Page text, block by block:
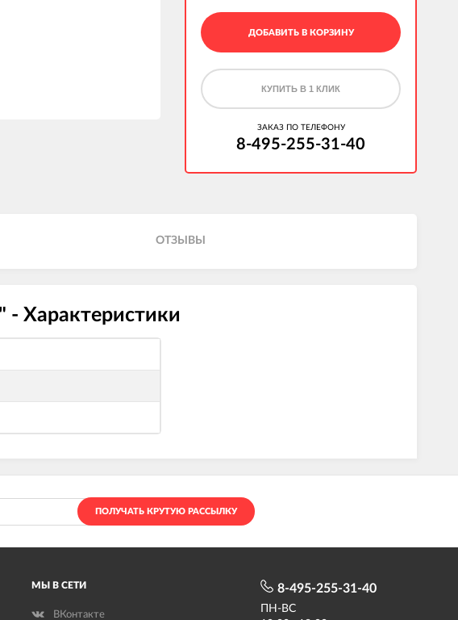
ДОБАВИТЬ В КОРЗИНУ
КУПИТЬ В 1 КЛИК
ЗАКАЗ ПО ТЕЛЕФОНУ
8-495-255-31-40
ОТЗЫВЫ
- Характеристики
ПОЛУЧАТЬ КРУТУЮ РАССЫЛКУ
МЫ В СЕТИ
ВКонтакте
8-495-255-31-40
ПН-ВС